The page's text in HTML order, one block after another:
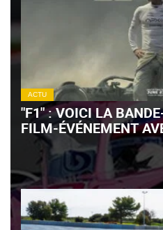
ACTU
"F1" : VOICI LA
FILM-ÉVÉNEMENT
VIDÉO)